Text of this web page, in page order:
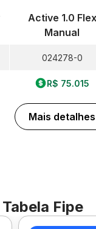
Active 1.0 Flex
Manual
024278-0
R$ 75.015
Mais detalhes
Fipe